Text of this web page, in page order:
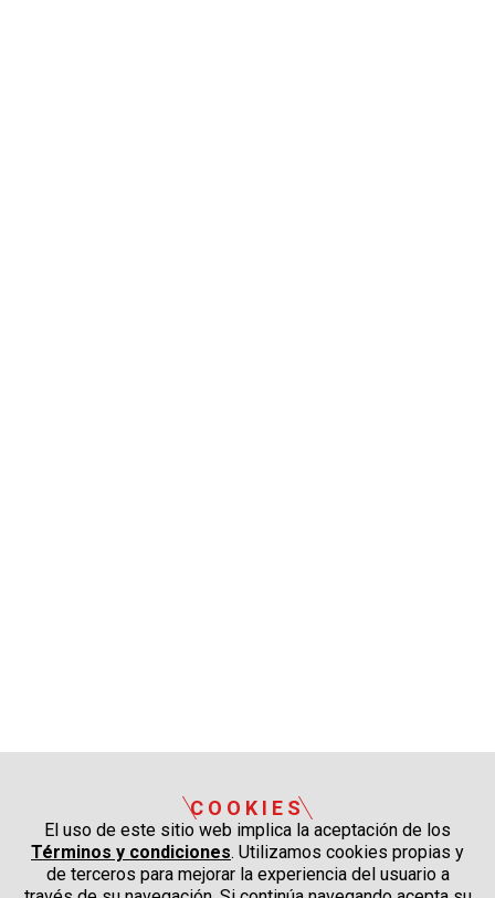
COOKIES
El uso de este sitio web implica la aceptación de los
Términos y condiciones. Utilizamos cookies propias y
de terceros para mejorar la experiencia del usuario a